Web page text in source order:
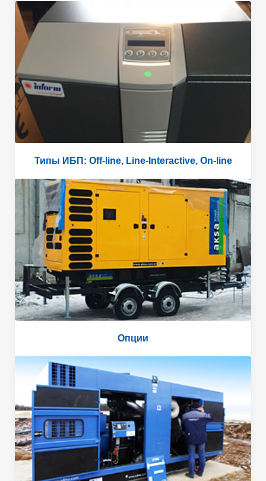
Типы ИБП: Off-line, Line-Interactive, On-line
Опции